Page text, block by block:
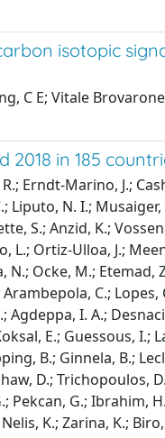
isotopic
C E; Vitale
in 185
Erndt-Marino, J.;
Liputo, N. I.;
S.; Anzid, K.;
L.; Ortiz-Ulloa, J.;
Ocke, M.; Etemad,
C.; Lopes,
Agdeppa, I. A.;
E.; Guessous, I.;
B.; Ginnela, B.;
D.; Trichopoulos,
Pekcan, G.; Ibrahim,
K.; Zarina, K.;